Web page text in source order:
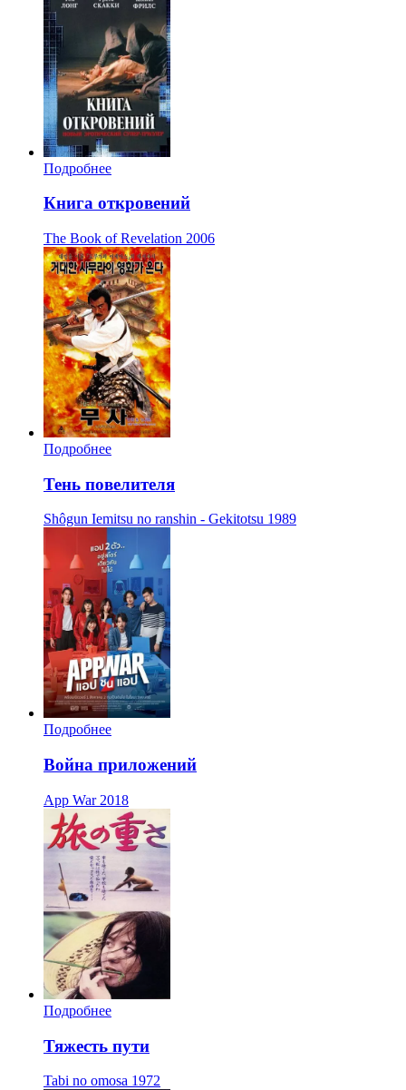
Подробнее
Книга откровений
The Book of Revelation 2006
Подробнее
Тень повелителя
Shôgun Iemitsu no ranshin - Gekitotsu 1989
Подробнее
Война приложений
App War 2018
Подробнее
Тяжесть пути
Tabi no omosa 1972